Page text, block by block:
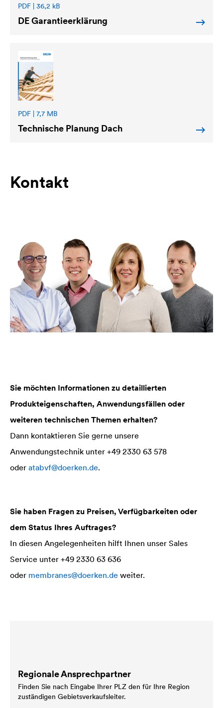
PDF | 36,2 kB
DE Garantieerklärung
PDF | 7,7 MB
Technische Planung Dach
Kontakt
Sie möchten Informationen zu detaillierten
Produkteigenschaften, Anwendungsfällen oder
weiteren technischen Themen erhalten?
Dann kontaktieren Sie gerne unsere
Anwendungstechnik unter +49 2330 63 578
oder atabvf@doerken.de.
Sie haben Fragen zu Preisen, Verfügbarkeiten oder
dem Status Ihres Auftrages?
In diesen Angelegenheiten hilft Ihnen unser Sales
Service unter +49 2330 63 636
oder membranes@doerken.de weiter.
Regionale Ansprechpartner
Finden Sie nach Eingabe Ihrer PLZ den für Ihre Region
zuständigen Gebietsverkaufsleiter.